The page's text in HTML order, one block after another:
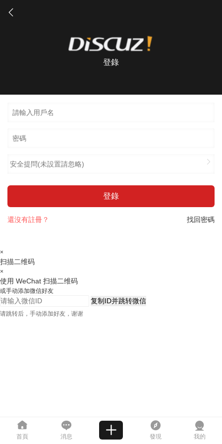
登錄
安全提問(未設置請忽略)
登錄
找回密碼
還沒有註冊？
×
扫描二维码
×
使用 WeChat 扫描二维码
或手动添加微信好友
复制ID并跳转微信
请跳转后，手动添加好友，谢谢
首頁 消息 發現 我的